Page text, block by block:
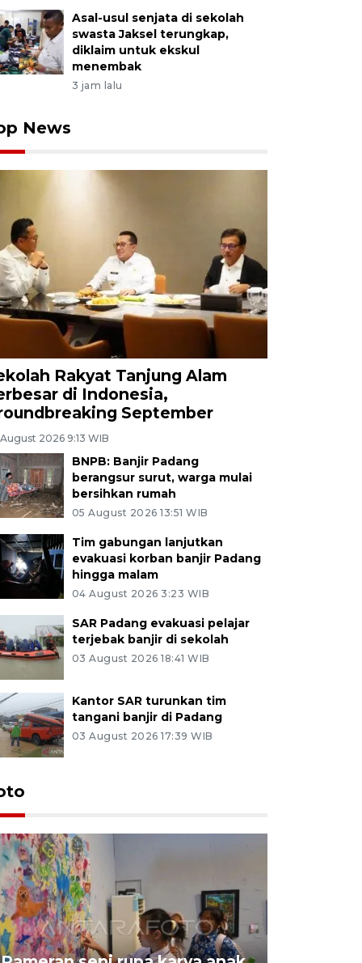
Asal-usul senjata di sekolah
swasta Jaksel terungkap,
diklaim untuk ekskul
menembak
3 jam lalu
News
Rakyat Tanjung Alam
di Indonesia,
September
2026 9:13 WIB
BNPB: Banjir Padang
berangsur surut, warga mulai
bersihkan rumah
05 August 2026 13:51 WIB
Tim gabungan lanjutkan
evakuasi korban banjir Padang
hingga malam
04 August 2026 3:23 WIB
SAR Padang evakuasi pelajar
terjebak banjir di sekolah
03 August 2026 18:41 WIB
Kantor SAR turunkan tim
tangani banjir di Padang
03 August 2026 17:39 WIB